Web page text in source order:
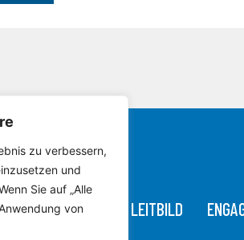
zu verbessern,
und
Sie auf „Alle
von
GEMEINDERAT LEITBILD